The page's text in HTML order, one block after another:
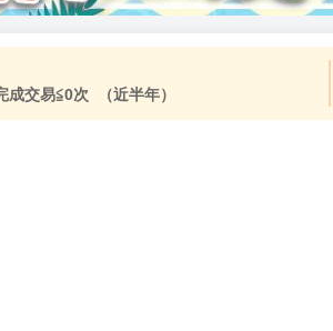
交易≦0次 （近半年）